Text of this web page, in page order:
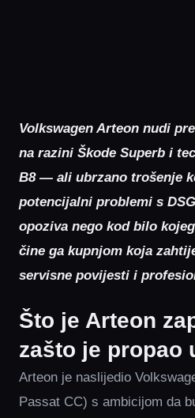
Volkswagen Arteon nudi
na razini Škode Superb i
B8 — ali ubrzano trošenje
potencijalni problemi s
opoziva nego kod bilo
čine ga kupnjom koja
servisne povijesti i
Što je Arteon
zašto je propao
Arteon je naslijedio
Passat CC) s ambicijom da